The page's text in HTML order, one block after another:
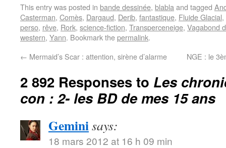
This entry was posted in bande dessinée, blabla and tagged
Casterman, Comès, Dargaud, Derib, fantastique, Fluide Glacial,
perso, rêve, Rork, science-fiction, Transperceneige, Vagabond
western, Yann. Bookmark thepermalink.
← Mermaid’s Scar : attention, sirène d’alarme NGE : le
2 892 Responses to Les
con : 2- les BD de mes 15 ans
Geminisays:
18 mars 2012 at 16 h 09 min